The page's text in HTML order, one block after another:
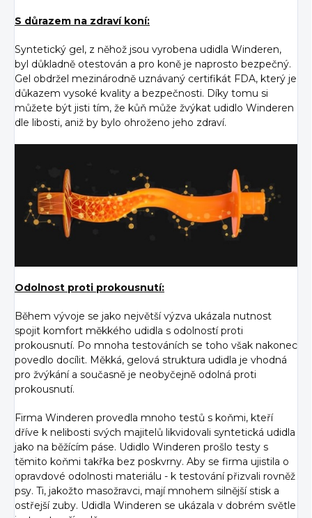
S důrazem na zdraví koní:
Syntetický gel, z něhož jsou vyrobena udidla Winderen,
byl důkladně otestován a pro koně je naprosto bezpečný.
Gel obdržel mezinárodně uznávaný certifikát FDA, který je
důkazem vysoké kvality a bezpečnosti. Díky tomu si
můžete být jisti tím, že kůň může žvýkat udidlo Winderen
dle libosti, aniž by bylo ohroženo jeho zdraví.
Odolnost proti prokousnutí:
Během vývoje se jako největší výzva ukázala nutnost
spojit komfort měkkého udidla s odolností proti
prokousnutí. Po mnoha testováních se toho však nakonec
povedlo docílit. Měkká, gelová struktura udidla je vhodná
pro žvýkání a současně je neobyčejně odolná proti
prokousnutí.
Firma Winderen provedla mnoho testů s koňmi, kteří
dříve k nelibosti svých majitelů likvidovali syntetická udidla
jako na běžícím páse. Udidlo Winderen prošlo testy s
těmito koňmi takřka bez poskvrny. Aby se firma ujistila o
opravdové odolnosti materiálu - k testování přizvali rovněž
psy. Ti, jakožto masožravci, mají mnohem silnější stisk a
ostřejší zuby. Udidla Winderen se ukázala v dobrém světle